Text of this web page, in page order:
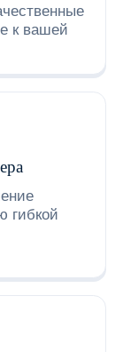
к вашей
гибкой